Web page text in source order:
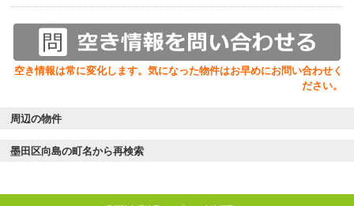
空き情報は常に変化します。気になった物件はお早めにお問い合わせく
ださい。
周辺の物件
墨田区向島の町名から再検索